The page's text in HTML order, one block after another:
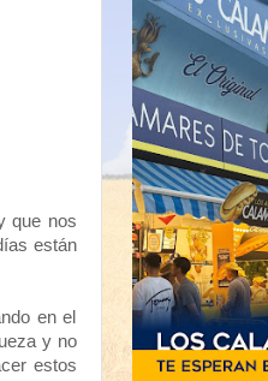
que nos
están
en el
y no
estos